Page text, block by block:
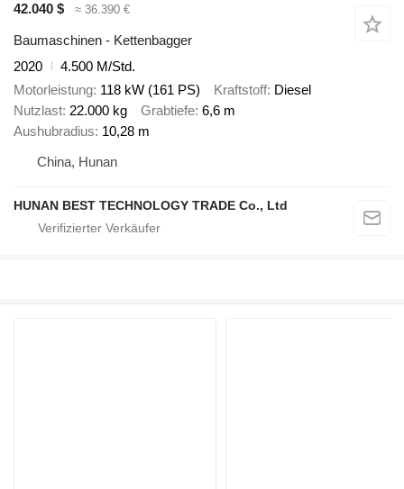
42.040 $
≈ 36.390 €
Baumaschinen - Kettenbagger
2020
4.500 M/Std.
Motorleistung 118 kW (161 PS) Kraftstoff Diesel
Nutzlast 22.000 kg Grabtiefe 6,6 m
Aushubradius 10,28 m
China, Hunan
HUNAN BEST TECHNOLOGY TRADE Co., Ltd